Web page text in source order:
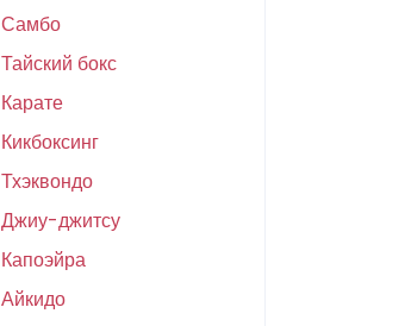
Самбо
Тайский бокс
Карате
Кикбоксинг
Тхэквондо
Джиу-джитсу
Капоэйра
Айкидо